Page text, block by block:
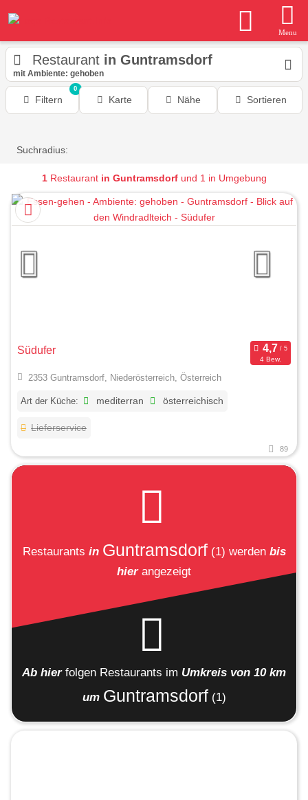
Menu
Restaurant in Guntramsdorf
mit Ambiente: gehoben
Filtern
0
Karte Nähe Sortieren
Suchradius:
1Restaurant in Guntramsdorfund 1 in Umgebung
Südufer
4 Bew.
2353 Guntramsdorf, Niederösterreich, Österreich
Art der Küche: mediterran österreichisch
Lieferservice
89
Restaurants in Guntramsdorf (1) werden bis
hierangezeigt
Ab hier folgen Restaurants im Umkreis von 10 km
um Guntramsdorf (1)